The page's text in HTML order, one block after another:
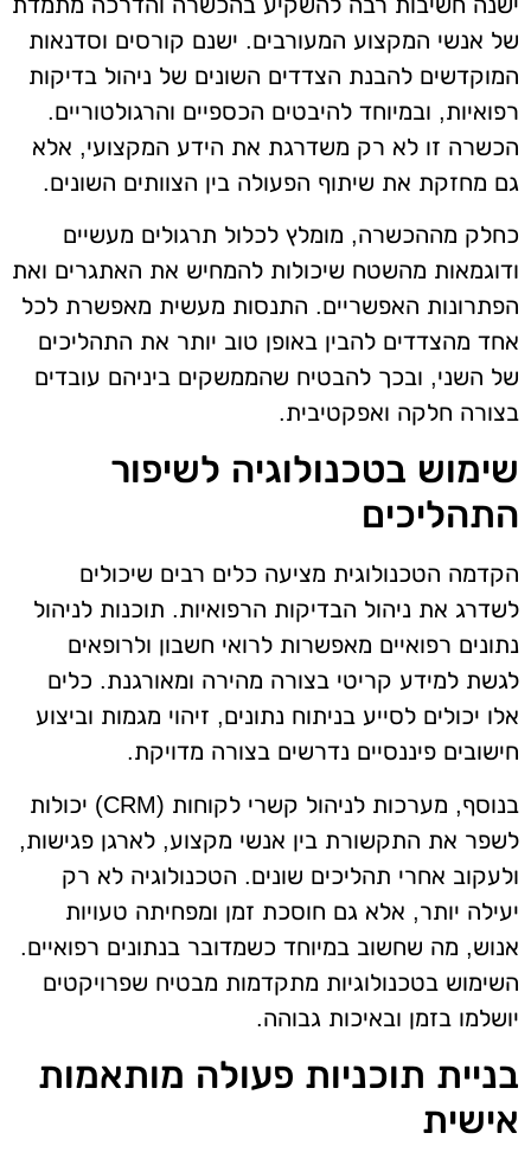
של אנשי המקצוע המעורבים. ישנם קורסים וסדנאות
המוקדשים להבנת הצדדים השונים של ניהול בדיקות
רפואיות, ובמיוחד להיבטים הכספיים והרגולטוריים.
הכשרה זו לא רק משדרגת את הידע המקצועי, אלא
גם מחזקת את שיתוף הפעולה בין הצוותים השונים.
כחלק מההכשרה, מומלץ לכלול תרגולים מעשיים
ודוגמאות מהשטח שיכולות להמחיש את האתגרים ואת
הפתרונות האפשריים. התנסות מעשית מאפשרת לכל
אחד מהצדדים להבין באופן טוב יותר את התהליכים
של השני, ובכך להבטיח שהממשקים ביניהם עובדים
בצורה חלקה ואפקטיבית.
שימוש בטכנולוגיה לשיפור
התהליכים
הקדמה הטכנולוגית מציעה כלים רבים שיכולים
לשדרג את ניהול הבדיקות הרפואיות. תוכנות לניהול
נתונים רפואיים מאפשרות לרואי חשבון ולרופאים
לגשת למידע קריטי בצורה מהירה ומאורגנת. כלים
אלו יכולים לסייע בניתוח נתונים, זיהוי מגמות וביצוע
חישובים פיננסיים נדרשים בצורה מדויקת.
בנוסף, מערכות לניהול קשרי לקוחות (CRM) יכולות
לשפר את התקשורת בין אנשי מקצוע, לארגן פגישות,
ולעקוב אחרי תהליכים שונים. הטכנולוגיה לא רק
יעילה יותר, אלא גם חוסכת זמן ומפחיתה טעויות
אנוש, מה שחשוב במיוחד כשמדובר בנתונים רפואיים.
השימוש בטכנולוגיות מתקדמות מבטיח שפרויקטים
יושלמו בזמן ובאיכות גבוהה.
בניית תוכניות פעולה מותאמות
אישית